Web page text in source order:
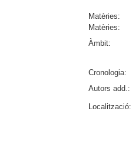
Matèries:
Matèries:
Àmbit:
Cronologia:
Autors add.:
Localització: